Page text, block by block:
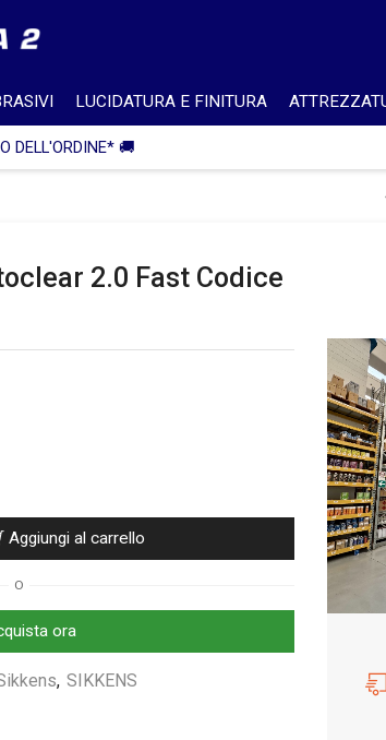
LUCIDATURA E FINITURA
PER ORDINI SUPERIORI A 750€ + IVA 🎁
2.0 Fast Codice
Aggiungi al carrello
O
ora
, SIKKENS